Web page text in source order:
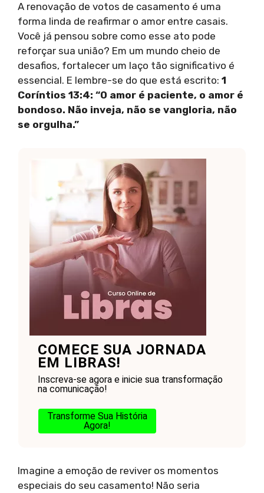
A renovação de votos de casamento é uma
forma linda de reafirmar o amor entre casais.
Você já pensou sobre como esse ato pode
reforçar sua união? Em um mundo cheio de
desafios, fortalecer um laço tão significativo é
essencial. E lembre-se do que está escrito: 1
Coríntios 13:4: “O amor é paciente, o amor é
bondoso. Não inveja, não se vangloria, não
se orgulha.”
COMECE SUA JORNADA
EM LIBRAS!
Inscreva-se agora e inicie sua transformação
na comunicação!
Transforme Sua História
Agora!
Imagine a emoção de reviver os momentos
especiais do seu casamento! Não seria